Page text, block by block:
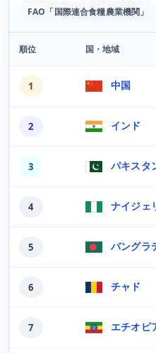
FAO「国際連合食糧農業機関」
最新版の国・地域別ヤギ肉
順位 国・地域
1 中国
2 インド
3 パキスタ
4 ナイジェ
5 バングラ
6 チャド
7 エチオピ